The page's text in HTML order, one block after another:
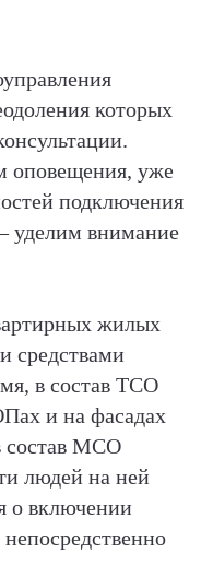
которых
оповещения, уже
подключения
уделим внимание
жилых
средствами
в состав ТСО
и на фасадах
состав МСО
людей на ней
о включении